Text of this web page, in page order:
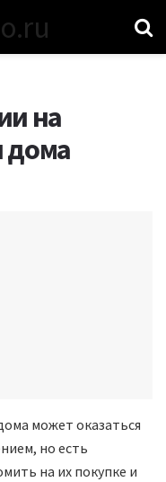
на
дома
может оказаться
но есть
на их покупке и